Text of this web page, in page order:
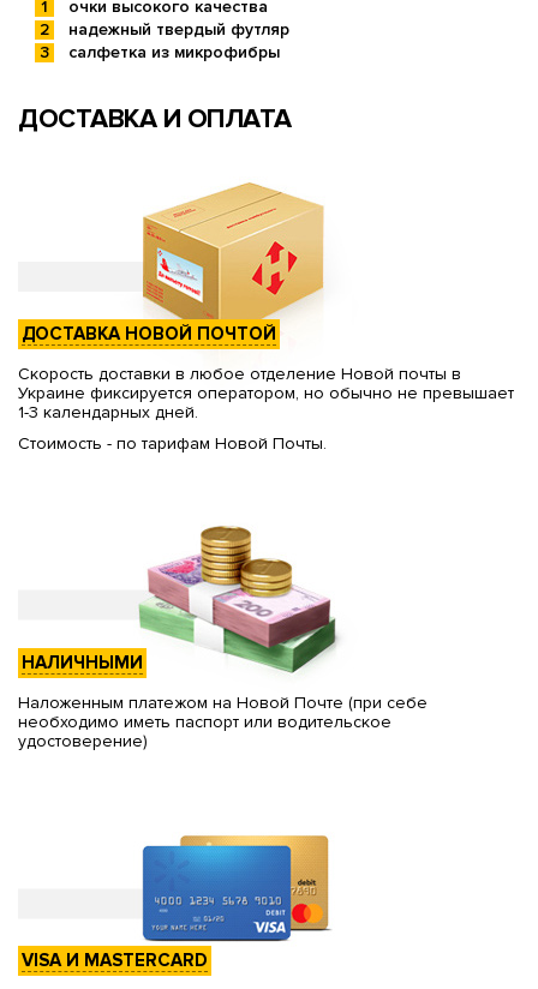
очки высокого качества
надежный твердый футляр
салфетка из микрофибры
ДОСТАВКА И ОПЛАТА
ДОСТАВКА НОВОЙ ПОЧТОЙ
Скорость доставки в любое отделение Новой почты в
Украине фиксируется оператором, но обычно не превышает
1-3 календарных дней.
Стоимость - по тарифам Новой Почты.
НАЛИЧНЫМИ
Наложенным платежом на Новой Почте (при себе
необходимо иметь паспорт или водительское
удостоверение)
VISA И MASTERCARD